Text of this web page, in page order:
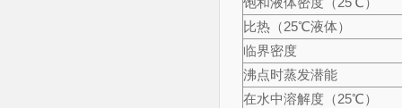
比热（25℃液体）
临界密度
沸点时蒸发潜能
在水中溶解度（25℃）